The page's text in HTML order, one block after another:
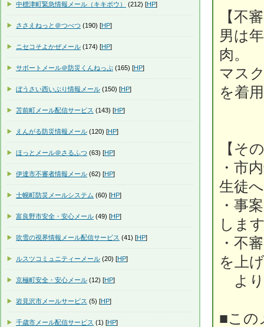
【不
男は
肉。
マス
を着
【そ
・市
生徒
・事
しま
・不
を上
より
■この
中標津町緊急情報メール（キキボウ） (212) [HP]
ささえねっと＠つべつ (190) [HP]
ニセコそよかぜメール (174) [HP]
サポートメール＠防災くんねっぷ (165) [HP]
ぼうさい西いぶり情報メール (150) [HP]
苫前町メール配信サービス (143) [HP]
えんがる防災情報メール (120) [HP]
ほっとメール＠さるふつ (63) [HP]
伊達市不審者情報メール (62) [HP]
士幌町防災メールシステム (60) [HP]
富良野市安全・安心メール (49) [HP]
吹雪の視界情報メール配信サービス (41) [HP]
ルスツコミュニティーメール (20) [HP]
京極町安全・安心メール (12) [HP]
岩見沢市メールサービス (5) [HP]
千歳市メール配信サービス (1) [HP]